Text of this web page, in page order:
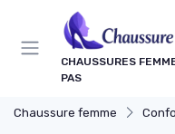
CHAUSSURES
PAS
Chaussure femme
Panneau de gestion des